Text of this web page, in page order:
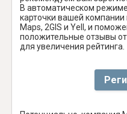
В автоматическом
карточки вашей компании
Maps, 2GIS и Yell, и
положительные отзывы
для увеличения рейтинга.